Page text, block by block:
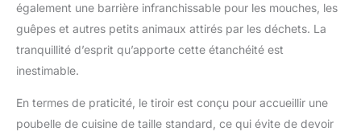
également une barrière infranchissable pour les mouches, les
guêpes et autres petits animaux attirés par les déchets. La
tranquillité d’esprit qu’apporte cette étanchéité est
inestimable.
En termes de praticité, le tiroir est conçu pour accueillir une
poubelle de cuisine de taille standard, ce qui évite de devoir